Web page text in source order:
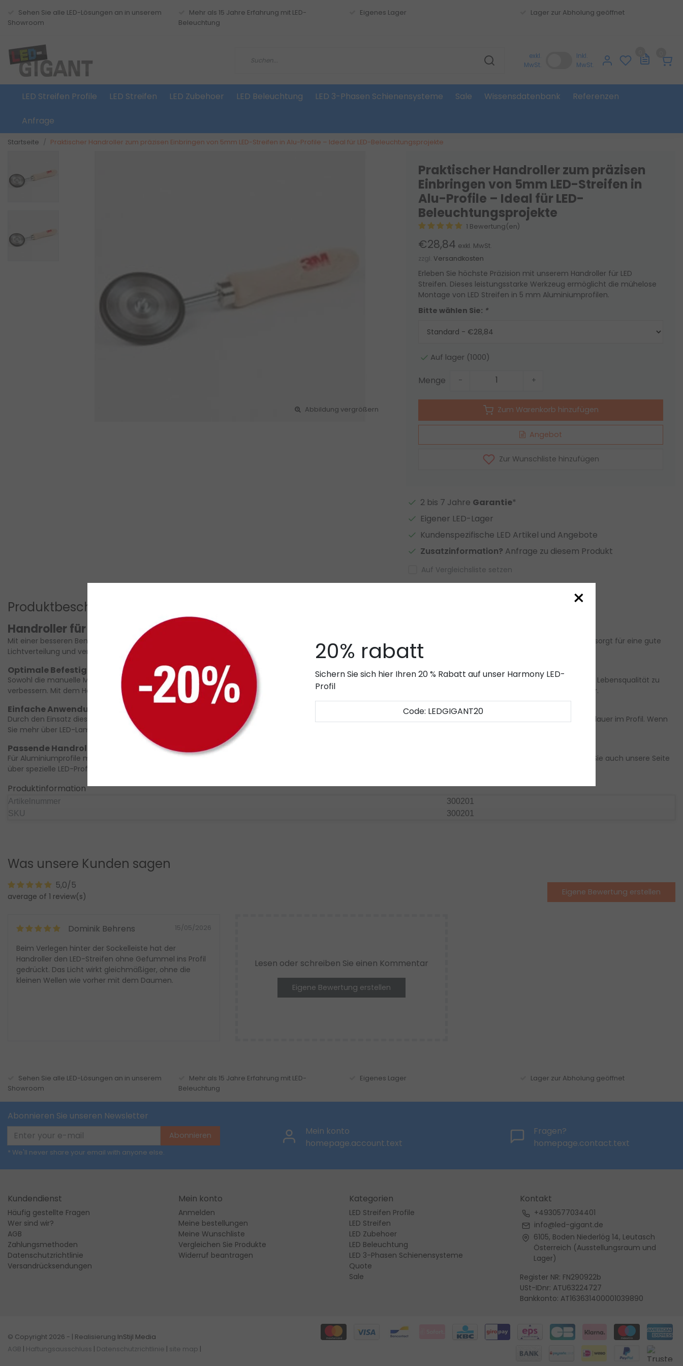
Sehen Sie alle LED-Lösungen an in unserem
Showroom
Mehr als 15 Jahre Erfahrung mit LED-
Beleuchtung
Eigenes Lager Lager zur Abholung geöffnet
exkl.
MwSt.
Inkl.
MwSt.
LED Streifen Profile LED Streifen LED Zubehoer LED Beleuchtung LED 3-Phasen Schienensysteme Sale Wissensdatenbank Referenzen
Anfrage
Startseite Praktischer Handroller zum präzisen Einbringen von 5mm LED-Streifen in Alu-Profile – Ideal für LED-Beleuchtungsprojekte
Abbildung vergrößern
Praktischer Handroller zum präzisen
Einbringen von 5mm LED-Streifen in
Alu-Profile – Ideal für LED-
Beleuchtungsprojekte
1 Bewertung(en)
€28,84 exkl. MwSt.
zzgl. Versandkosten
Erleben Sie höchste Präzision mit unserem Handroller für LED
Streifen. Dieses leistungsstarke Werkzeug ermöglicht die mühelose
Montage von LED Streifen in 5 mm Aluminiumprofilen.
Bitte wählen Sie: *
Auf lager (1000)
Menge - +
Zum Warenkorb hinzufügen
Angebot
Zur Wunschliste hinzufügen
2 bis 7 Jahre Garantie*
Eigener LED-Lager
Kundenspezifische LED Artikel und Angebote
Zusatzinformation? Anfrage zu diesem Produkt
Auf Vergleichsliste setzen
Produktbeschreibung
Handroller für eine einfache Montage von LED Streifen in LED Profilen
Mit einer besseren Benutzerfreundlichkeit kann der Handroller zum Einrichten von LED-Streifen in LED-Profilen verwendet werden. Eine präzise Verklebung der Streifen sorgt für eine gute
Lichtverteilung und verhindert unerwünschte Beschwerden. Weitere Informationen zum LED-Profil finden Sie hier:LED-Streifenprofil
Optimale Befestigung von LED Streifen in Aluminiumprofilen
Sowohl die manuelle Montage von LED-Trägern in Aluminiumprofilen kann mit Gabeln erfolgen, sodass sie nicht voll funktionsfähig sind. Dies kann dazu beitragen, die Lebensqualität zu
verbessern. Mit dem Handroller lassen sich LED-Streifen optimal verschweißen und darüber hinaus fixieren. Weitere Tipps zur Installation finden Sie unten:
LED Zubehör.
Einfache Anwendung für eine stabile Montage
Durch den Einsatz dieses Handrollers wird die Montage von LED-Streifen erheblich erleichtert. Der sanfte Druck sorgt für ein angenehmes Fest und eine lange Lebensdauer im Profil. Wenn
Sie mehr über LED-Lampen erfahren möchten, schauen Sie hier:LED-Lampen
Passende Handroller für verschiedene Profilbreiten
Für Aluminiumprofile mit einer größeren Breite als 12 mm mit einem 12 mm Handroller. So können Sie eine optimale Befestigung Ihres LED-Profils schaffen. Besuchen Sie auch unsere Seite
über spezielle LED-Profile hier:
Produktinformation
Artikelnummer
300201
SKU
300201
Was unsere Kunden sagen
5,0/5
average of 1 review(s) Eigene Bewertung erstellen
Dominik Behrens 15/05/2026
Beim Verlegen hinter der Sockelleiste hat der
Handroller den LED-Streifen ohne Gefummel ins Profil
gedrückt. Das Licht wirkt gleichmäßiger, ohne die
kleinen Wellen wie vorher mit dem Daumen.
Lesen oder schreiben Sie einen Kommentar
Eigene Bewertung erstellen
Sehen Sie alle LED-Lösungen an in unserem
Showroom
Mehr als 15 Jahre Erfahrung mit LED-
Beleuchtung
Eigenes Lager Lager zur Abholung geöffnet
Abonnieren Sie unseren Newsletter
Abonnieren
* We'll never share your email with anyone else.
Mein konto
homepage.account.text
Fragen?
homepage.contact.text
Kundendienst
Häufig gestellte Fragen
Wer sind wir?
AGB
Zahlungsmethoden
Datenschutzrichtlinie
Versandrücksendungen
Mein konto
Anmelden
Meine bestellungen
Meine Wunschliste
Vergleichen Sie Produkte
Widerruf beantragen
Kategorien
LED Streifen Profile
LED Streifen
LED Zubehoer
LED Beleuchtung
LED 3-Phasen Schienensysteme
Quote
Sale
Kontakt
+4930577034401
info@led-gigant.de
6105, Boden Niederlög 14, Leutasch
Österreich (Ausstellungsraum und
Lager)
Register NR: FN290922b
USt-IDnr: ATU63224727
Bankkonto: AT163631400001039890
© Copyright 2026 - | Realisierung InStijl Media
AGB
Haftungsausschluss Datenschutzrichtlinie site map
×
20% rabatt
Sichern Sie sich hier Ihren 20 % Rabatt auf unser Harmony LED-
Profil
Code: LEDGIGANT20